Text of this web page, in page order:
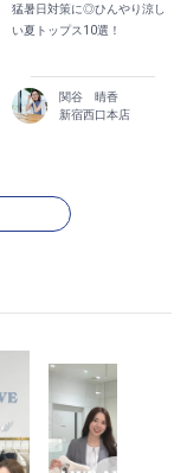
猛暑日対策に◎ひんやり涼し
い夏トップス10選！
関谷 晴香
新宿西口本店